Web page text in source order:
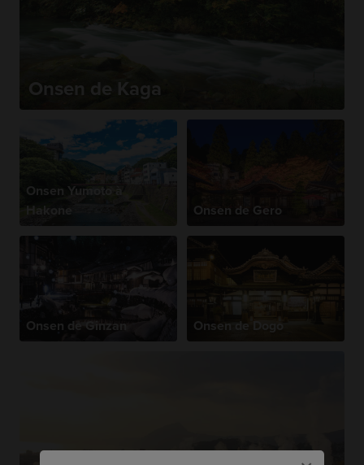
Onsen de Kaga
Onsen Yumoto à
Hakone
Onsen de Gero
Onsen de Ginzan Onsen de Dogo